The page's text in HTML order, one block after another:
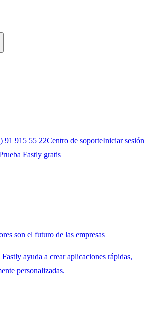
91 915 55 22Centro de soporteIniciar sesión
Fastly gratis
son el futuro de las empresas
ayuda a crear aplicaciones rápidas,
personalizadas.